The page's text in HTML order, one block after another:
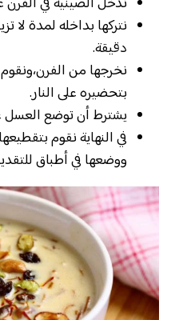
نتركها بداخله لمدة
دقيقة.
نخرجها من
بتحضيره على النار.
يشترط أن توضع العسل
في النهاية نقوم
ووضعها في أطباق